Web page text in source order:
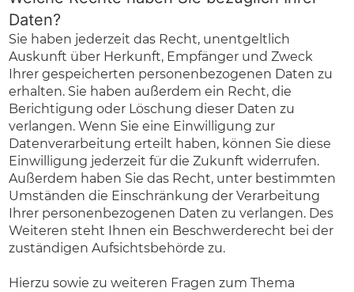
Daten?
Sie haben jederzeit das Recht, unentgeltlich
Auskunft über Herkunft, Empfänger und Zweck
Ihrer gespeicherten personenbezogenen Daten zu
erhalten. Sie haben außerdem ein Recht, die
Berichtigung oder Löschung dieser Daten zu
verlangen. Wenn Sie eine Einwilligung zur
Datenverarbeitung erteilt haben, können Sie diese
Einwilligung jederzeit für die Zukunft widerrufen.
Außerdem haben Sie das Recht, unter bestimmten
Umständen die Einschränkung der Verarbeitung
Ihrer personenbezogenen Daten zu verlangen. Des
Weiteren steht Ihnen ein Beschwerderecht bei der
zuständigen Aufsichtsbehörde zu.
Hierzu sowie zu weiteren Fragen zum Thema